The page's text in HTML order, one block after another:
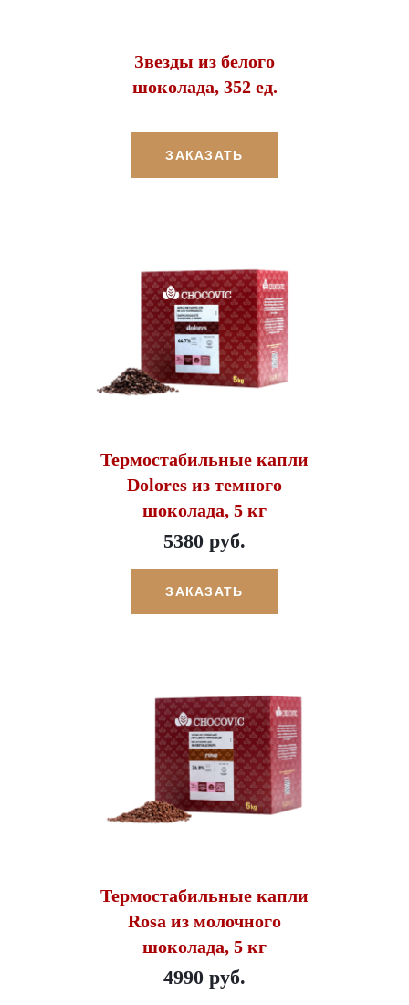
Звезды из белого
шоколада, 352 ед.
ЗАКАЗАТЬ
Термостабильные капли
Dolores из темного
шоколада, 5 кг
5380 руб.
ЗАКАЗАТЬ
Термостабильные капли
Rosa из молочного
шоколада, 5 кг
4990 руб.